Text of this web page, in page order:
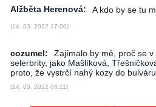
Alžběta Herenová: A kdo by se tu
(14. 03. 2022 17:00)
cozumel:
Zajímalo by mě, proč se
selerbrity, jako Mašlíková,
proto, že vystrčí nahý kozy do
(14. 03. 2022 08:11)